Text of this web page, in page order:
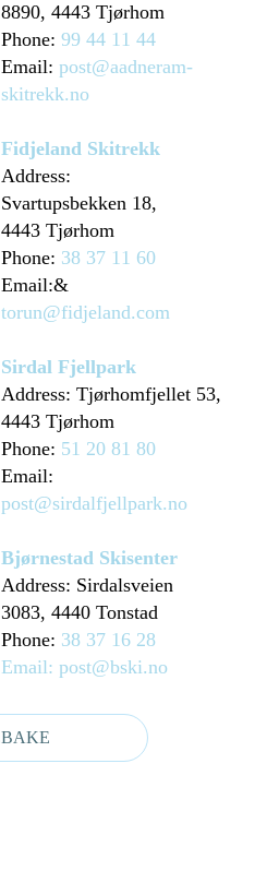
8890, 4443 Tjørhom
Phone: 99 44 11 44
Email: post@aadneram-
skitrekk.no
Fidjeland Skitrekk
Address:
Svartupsbekken 18,
4443 Tjørhom
Phone: 38 37 11 60
Email:&
torun@fidjeland.com
Sirdal Fjellpark
Address: Tjørhomfjellet 53,
4443 Tjørhom
Phone: 51 20 81 80
Email:
post@sirdalfjellpark.no
Bjørnestad Skisenter
Address: Sirdalsveien
3083, 4440 Tonstad
Phone: 38 37 16 28
Email: post@bski.no